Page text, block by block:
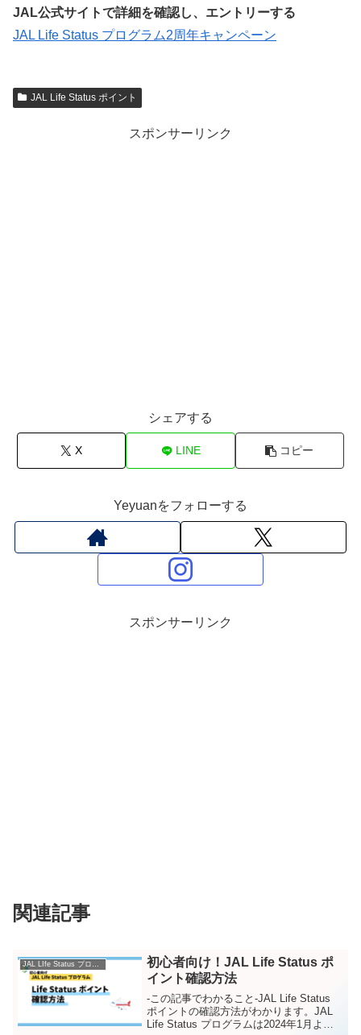
JAL公式サイトで詳細を確認し、エントリーする
JAL Life Status プログラム2周年キャンペーン
JAL Life Status ポイント
スポンサーリンク
シェアする
X LINE コピー
Yeyuanをフォローする
スポンサーリンク
関連記事
JAL LIfe Status プログラムとは
初心者向け！JAL Life Status ポ
イント確認方法
-この記事でわかること-JAL Life Status
ポイントの確認方法がわかります。JAL
Life Status プログラムは2024年1月より